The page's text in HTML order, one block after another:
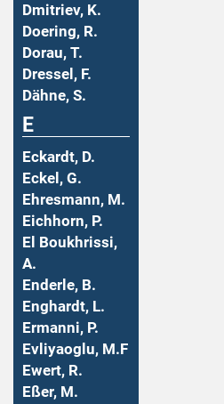
Dmitriev, K.
Doering, R.
Dorau, T.
Dressel, F.
Dähne, S.
E
Eckardt, D.
Eckel, G.
Ehresmann, M.
Eichhorn, P.
El Boukhrissi,
A.
Enderle, B.
Enghardt, L.
Ermanni, P.
Evliyaoglu, M.F
Ewert, R.
Eßer, M.